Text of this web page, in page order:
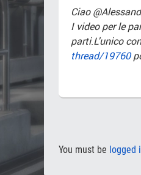
Ciao
I video per le
parti.L'unico
thread/19760
You must be logged